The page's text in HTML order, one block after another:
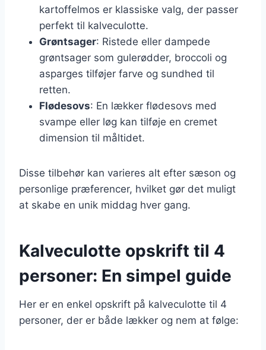
kartoffelmos er klassiske valg, der passer
perfekt til kalveculotte.
Grøntsager: Ristede eller dampede
grøntsager som gulerødder, broccoli og
asparges tilføjer farve og sundhed til
retten.
Flødesovs: En lækker flødesovs med
svampe eller løg kan tilføje en cremet
dimension til måltidet.
Disse tilbehør kan varieres alt efter sæson og
personlige præferencer, hvilket gør det muligt
at skabe en unik middag hver gang.
Kalveculotte opskrift til 4
personer: En simpel guide
Her er en enkel opskrift på kalveculotte til 4
personer, der er både lækker og nem at følge: